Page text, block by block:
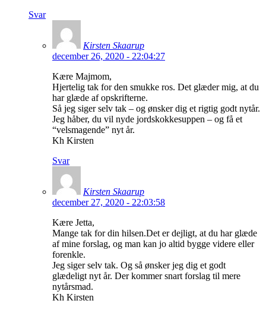
Svar
Kirsten Skaarup
december 26, 2020 - 22:04:27
Kære Majmom,
Hjertelig tak for den smukke ros. Det glæder mig, at du
har glæde af opskrifterne.
Så jeg siger selv tak – og ønsker dig et rigtig godt nytår.
Jeg håber, du vil nyde jordskokkesuppen – og få et
“velsmagende” nyt år.
Kh Kirsten
Svar
Kirsten Skaarup
december 27, 2020 - 22:03:58
Kære Jetta,
Mange tak for din hilsen.Det er dejligt, at du har glæde
af mine forslag, og man kan jo altid bygge videre eller
forenkle.
Jeg siger selv tak. Og så ønsker jeg dig et godt
glædeligt nyt år. Der kommer snart forslag til mere
nytårsmad.
Kh Kirsten